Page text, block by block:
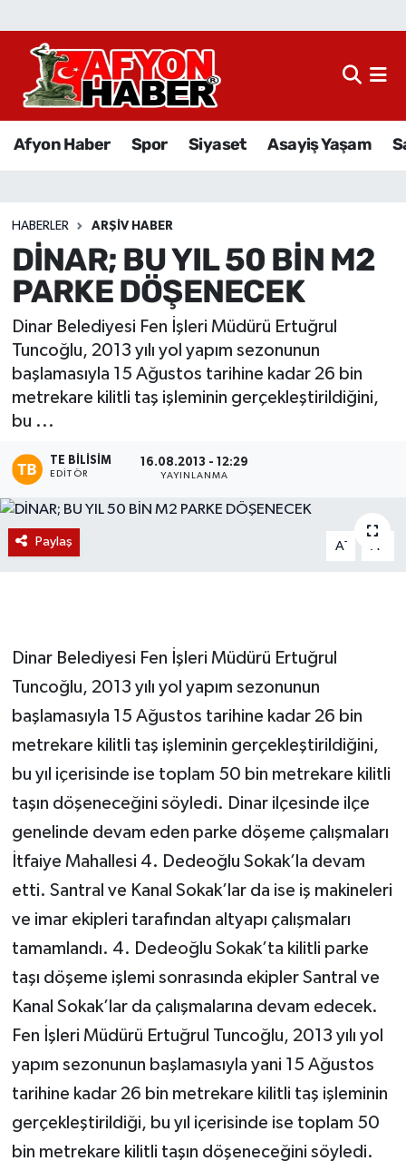
Afyon Haber Spor Siyaset Asayiş Yaşam
HABERLER ARŞIV HABER
DİNAR; BU YIL 50 BİN M2
PARKE DÖŞENECEK
Dinar Belediyesi Fen İşleri Müdürü Ertuğrul
Tuncoğlu, 2013 yılı yol yapım sezonunun
başlamasıyla 15 Ağustos tarihine kadar 26 bin
metrekare kilitli taş işleminin gerçekleştirildiğini,
bu ...
TE BILISIM
EDITÖR
16.08.2013 - 12:29
YAYINLANMA
Paylaş A- A
Dinar Belediyesi Fen İşleri Müdürü Ertuğrul
Tuncoğlu, 2013 yılı yol yapım sezonunun
başlamasıyla 15 Ağustos tarihine kadar 26 bin
metrekare kilitli taş işleminin gerçekleştirildiğini,
bu yıl içerisinde ise toplam 50 bin metrekare kilitli
taşın döşeneceğini söyledi. Dinar ilçesinde ilçe
genelinde devam eden parke döşeme çalışmaları
İtfaiye Mahallesi 4. Dedeoğlu Sokak’la devam
etti. Santral ve Kanal Sokak’lar da ise iş makineleri
ve imar ekipleri tarafından altyapı çalışmaları
tamamlandı. 4. Dedeoğlu Sokak’ta kilitli parke
taşı döşeme işlemi sonrasında ekipler Santral ve
Kanal Sokak’lar da çalışmalarına devam edecek.
Fen İşleri Müdürü Ertuğrul Tuncoğlu, 2013 yılı yol
yapım sezonunun başlamasıyla yani 15 Ağustos
tarihine kadar 26 bin metrekare kilitli taş işleminin
gerçekleştirildiği, bu yıl içerisinde ise toplam 50
bin metrekare kilitli taşın döşeneceğini söyledi.
Afyon Haber
Sağlık
Eğitim
Sivil Toplum
Ekonomi